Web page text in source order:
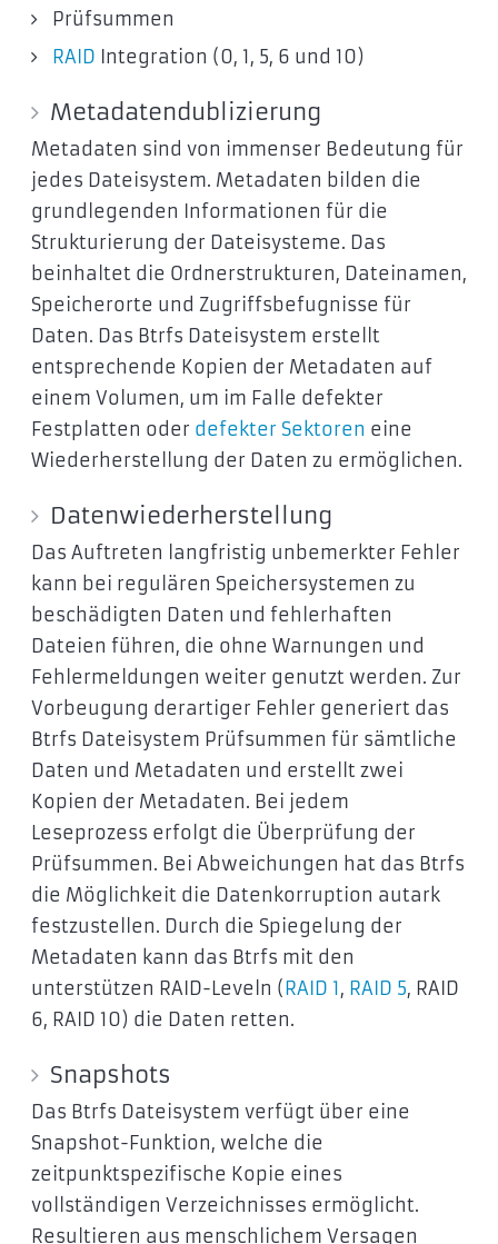
Prüfsummen
RAID Integration (0, 1, 5, 6 und 10)
Metadatendublizierung
Metadaten sind von immenser Bedeutung für
jedes Dateisystem. Metadaten bilden die
grundlegenden Informationen für die
Strukturierung der Dateisysteme. Das
beinhaltet die Ordnerstrukturen, Dateinamen,
Speicherorte und Zugriffsbefugnisse für
Daten. Das Btrfs Dateisystem erstellt
entsprechende Kopien der Metadaten auf
einem Volumen, um im Falle defekter
Festplatten oder defekter Sektoren eine
Wiederherstellung der Daten zu ermöglichen.
Datenwiederherstellung
Das Auftreten langfristig unbemerkter Fehler
kann bei regulären Speichersystemen zu
beschädigten Daten und fehlerhaften
Dateien führen, die ohne Warnungen und
Fehlermeldungen weiter genutzt werden. Zur
Vorbeugung derartiger Fehler generiert das
Btrfs Dateisystem Prüfsummen für sämtliche
Daten und Metadaten und erstellt zwei
Kopien der Metadaten. Bei jedem
Leseprozess erfolgt die Überprüfung der
Prüfsummen. Bei Abweichungen hat das Btrfs
die Möglichkeit die Datenkorruption autark
festzustellen. Durch die Spiegelung der
Metadaten kann das Btrfs mit den
unterstützen RAID-Leveln (RAID 1, RAID 5, RAID
6, RAID 10) die Daten retten.
Snapshots
Das Btrfs Dateisystem verfügt über eine
Snapshot-Funktion, welche die
zeitpunktspezifische Kopie eines
vollständigen Verzeichnisses ermöglicht.
Resultieren aus menschlichem Versagen